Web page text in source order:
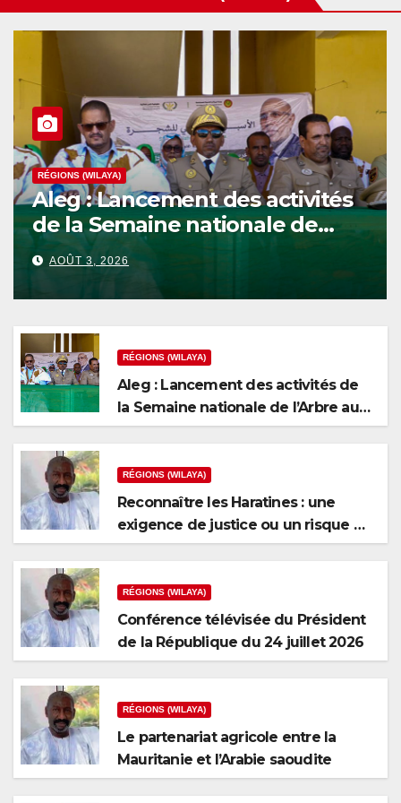
RÉGIONS (WILAYA)
Aleg : Lancement des activités
de la Semaine nationale de
l’Arbre au niveau de la wilaya
du Brakna
AOÛT 3, 2026
RÉGIONS (WILAYA)
Aleg : Lancement des activités de
la Semaine nationale de l’Arbre au
niveau de la wilaya du Brakna
RÉGIONS (WILAYA)
Reconnaître les Haratines : une
exigence de justice ou un risque de
fragmentation nationale ?
RÉGIONS (WILAYA)
Conférence télévisée du Président
de la République du 24 juillet 2026
RÉGIONS (WILAYA)
Le partenariat agricole entre la
Mauritanie et l’Arabie saoudite